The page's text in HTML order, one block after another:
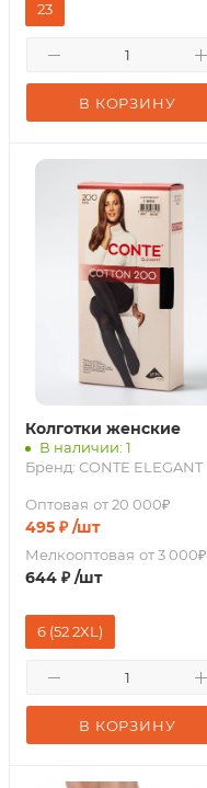
В КОРЗИНУ
23
Колготки женские
В наличии: 1
Бренд: CONTE ELEGANT
Оптовая от 20 000₽
495 ₽ /шт
Мелкооптовая от 3 000₽
644 ₽ /шт
В КОРЗИНУ
6 (52 2XL)